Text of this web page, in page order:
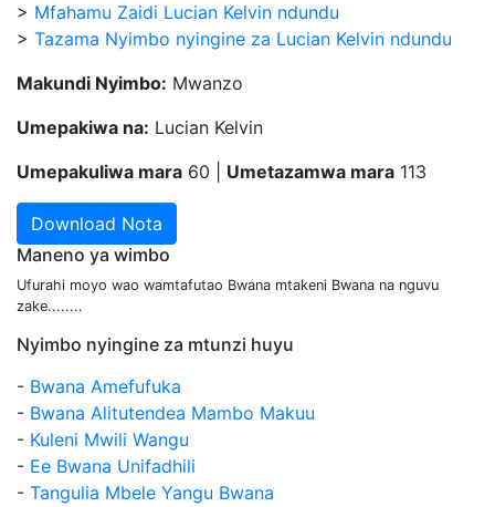
> Mfahamu Zaidi Lucian Kelvin ndundu
> Tazama Nyimbo nyingine za Lucian Kelvin ndundu
Makundi Nyimbo: Mwanzo
Umepakiwa na: Lucian Kelvin
Umepakuliwa mara 60 | Umetazamwa mara 113
Download Nota
Maneno ya wimbo
Ufurahi moyo wao wamtafutao Bwana mtakeni Bwana na nguvu
zake........
Nyimbo nyingine za mtunzi huyu
- Bwana Amefufuka
- Bwana Alitutendea Mambo Makuu
- Kuleni Mwili Wangu
- Ee Bwana Unifadhili
- Tangulia Mbele Yangu Bwana